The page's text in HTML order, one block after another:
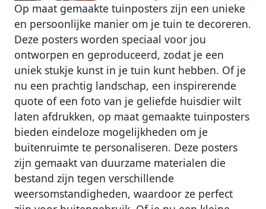
Op maat gemaakte tuinposters zijn een unieke
en persoonlijke manier om je tuin te decoreren.
Deze posters worden speciaal voor jou
ontworpen en geproduceerd, zodat je een
uniek stukje kunst in je tuin kunt hebben. Of je
nu een prachtig landschap, een inspirerende
quote of een foto van je geliefde huisdier wilt
laten afdrukken, op maat gemaakte tuinposters
bieden eindeloze mogelijkheden om je
buitenruimte te personaliseren. Deze posters
zijn gemaakt van duurzame materialen die
bestand zijn tegen verschillende
weersomstandigheden, waardoor ze perfect